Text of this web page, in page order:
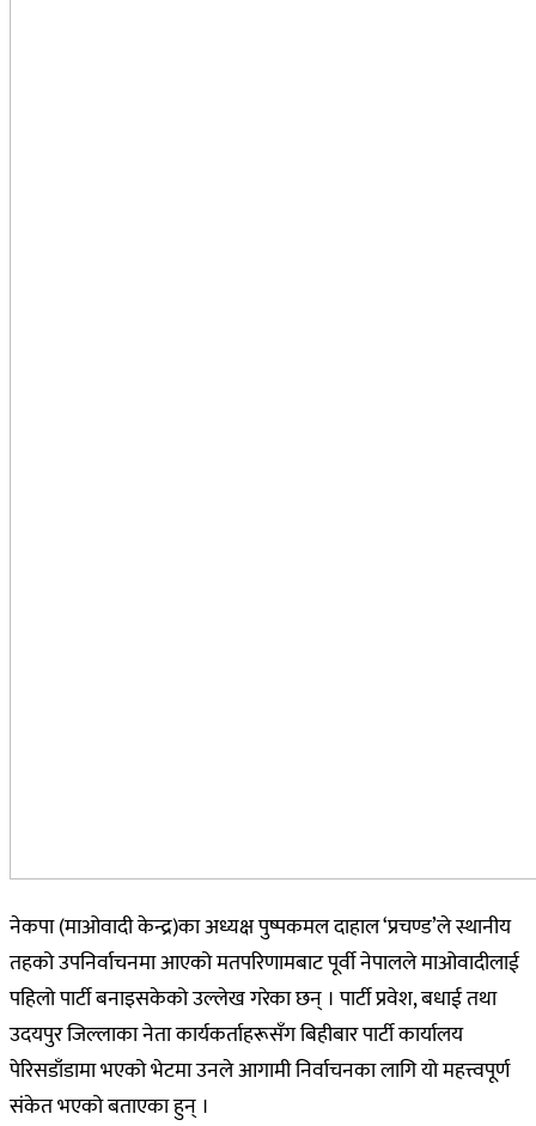
नेकपा (माओवादी केन्द्र)का अध्यक्ष पुष्पकमल दाहाल ‘प्रचण्ड’ले स्थानीय
तहको उपनिर्वाचनमा आएको मतपरिणामबाट पूर्वी नेपालले माओवादीलाई
पहिलो पार्टी बनाइसकेको उल्लेख गरेका छन् । पार्टी प्रवेश, बधाई तथा
उदयपुर जिल्लाका नेता कार्यकर्ताहरूसँग बिहीबार पार्टी कार्यालय
पेरिसडाँडामा भएको भेटमा उनले आगामी निर्वाचनका लागि यो महत्त्वपूर्ण
संकेत भएको बताएका हुन् ।